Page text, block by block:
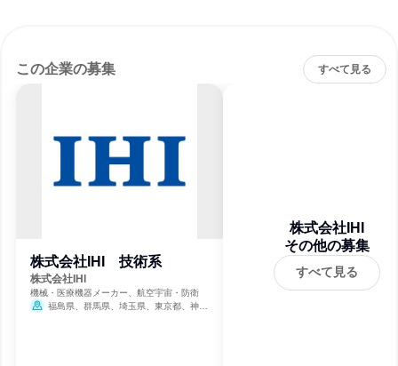
この企業の募集 すべて見る
株式会社IHI 技術系
株式会社IHI
機械・医療機器メーカー、航空宇宙・防衛
福島県、群馬県、埼玉県、東京都、神奈
株式会社IHI
その他の募集
すべて見る